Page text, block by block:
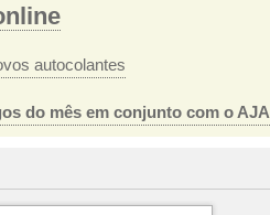
autocolantes
do mês em conjunto com o AJA